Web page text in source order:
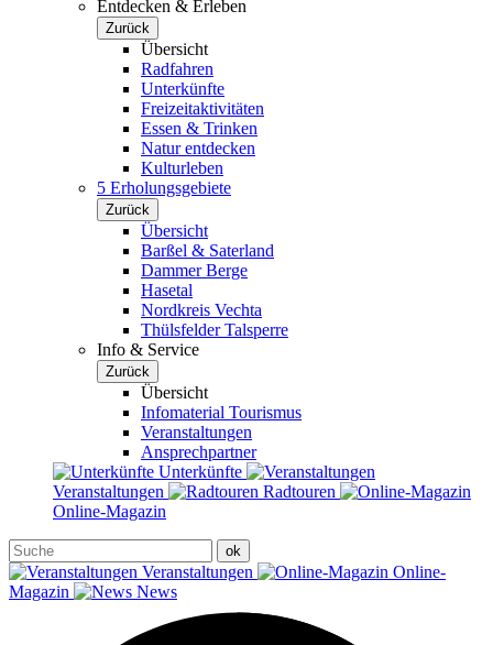
Entdecken & Erleben
Zurück
Übersicht
Radfahren
Unterkünfte
Freizeitaktivitäten
Essen & Trinken
Natur entdecken
Kulturleben
5 Erholungsgebiete
Zurück
Übersicht
Barßel & Saterland
Dammer Berge
Hasetal
Nordkreis Vechta
Thülsfelder Talsperre
Info & Service
Zurück
Übersicht
Infomaterial Tourismus
Veranstaltungen
Ansprechpartner
Unterkünfte
Veranstaltungen
Radtouren
Online-Magazin
Veranstaltungen
Online-
Magazin
News